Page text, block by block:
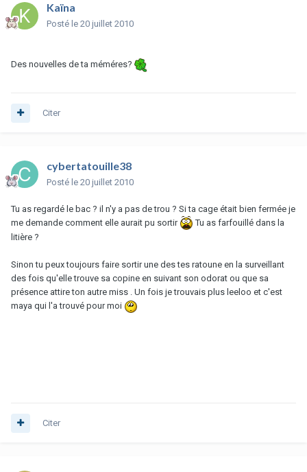
Kaïna
Posté le 20 juillet 2010
Des nouvelles de ta méméres?
Citer
cybertatouille38
Posté le 20 juillet 2010
Tu as regardé le bac ? il n'y a pas de trou ? Si ta cage était bien fermée je
me demande comment elle aurait pu sortir
Tu as farfouillé dans la
litière ?
Sinon tu peux toujours faire sortir une des tes ratoune en la surveillant
des fois qu'elle trouve sa copine en suivant son odorat ou que sa
présence attire ton autre miss . Un fois je trouvais plus leeloo et c'est
maya qui l'a trouvé pour moi
Citer